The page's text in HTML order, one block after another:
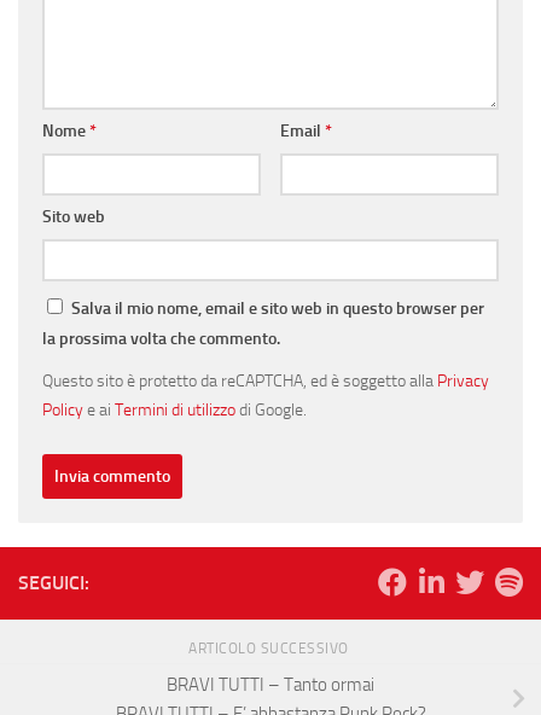
Nome* Email *
Sito web
Salva il mio nome, email e sito web in questo browser per
la prossima volta che commento.
Questo sito è protetto da reCAPTCHA, ed è soggetto alla Privacy
Policye ai Termini di utilizzodi Google.
SEGUICI:
ARTICOLO SUCCESSIVO
BRAVI TUTTI – Tanto ormai